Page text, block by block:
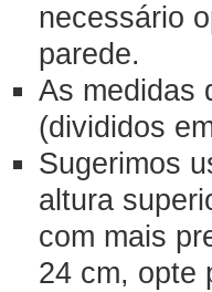
necessário
parede.
As medidas
(divididos
Sugerimos
altura
com mais
24 cm, opte